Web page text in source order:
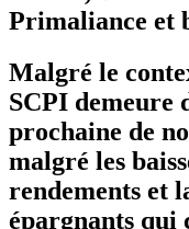
Primaliance et
Malgré le
SCPI demeure
prochaine de
malgré les
rendements et
épargnants qui